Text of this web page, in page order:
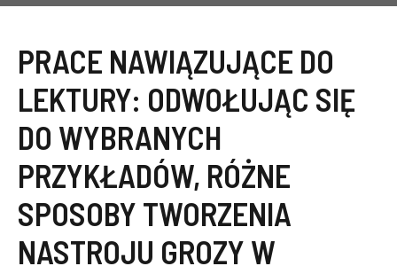
PRACE NAWIĄZUJĄCE DO
LEKTURY: ODWOŁUJĄC SIĘ
DO WYBRANYCH
PRZYKŁADÓW, RÓŻNE
SPOSOBY TWORZENIA
NASTROJU GROZY W